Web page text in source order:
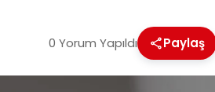
0 Yorum Yapıldı Paylaş